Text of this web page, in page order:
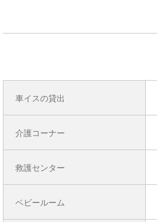
車イスの貸出
介護コーナー
救護センター
ベビールーム